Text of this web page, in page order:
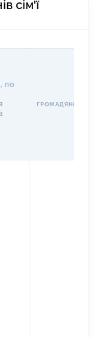
сім'ї
ПО
ГРОМАДЯНСТВО